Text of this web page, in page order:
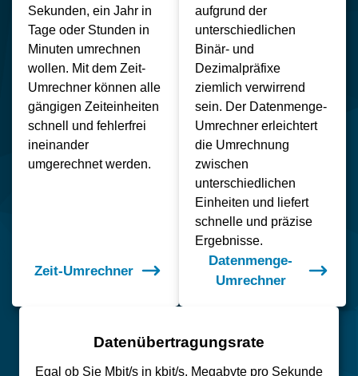
Sekunden, ein Jahr in
Tage oder Stunden in
Minuten umrechnen
wollen. Mit dem Zeit-
Umrechner können alle
gängigen Zeiteinheiten
schnell und fehlerfrei
ineinander
umgerechnet werden.
Zeit-Umrechner
aufgrund der
unterschiedlichen
Binär- und
Dezimalpräfixe
ziemlich verwirrend
sein. Der Datenmenge-
Umrechner erleichtert
die Umrechnung
zwischen
unterschiedlichen
Einheiten und liefert
schnelle und präzise
Ergebnisse.
Datenmenge-
Umrechner
Datenübertragungsrate
Egal ob Sie Mbit/s in kbit/s, Megabyte pro Sekunde